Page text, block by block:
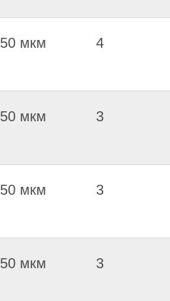
50 мкм 4
50 мкм 3
50 мкм 3
50 мкм 3